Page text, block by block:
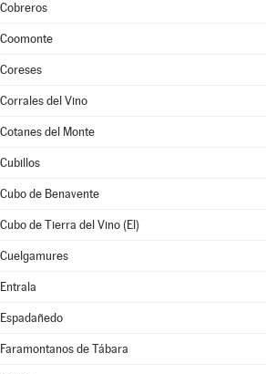
Cobreros
Coomonte
Coreses
Corrales del Vino
Cotanes del Monte
Cubillos
Cubo de Benavente
Cubo de Tierra del Vino (El)
Cuelgamures
Entrala
Espadañedo
Faramontanos de Tábara